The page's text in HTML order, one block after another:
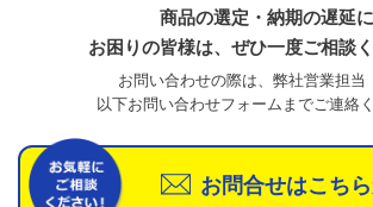
商品の選定・納期の遅延に
お困りの皆様は、ぜひ一度ご相談
お問い合わせの際は、弊社営業担当
以下お問い合わせフォームまでご連絡く
お問合せはこち